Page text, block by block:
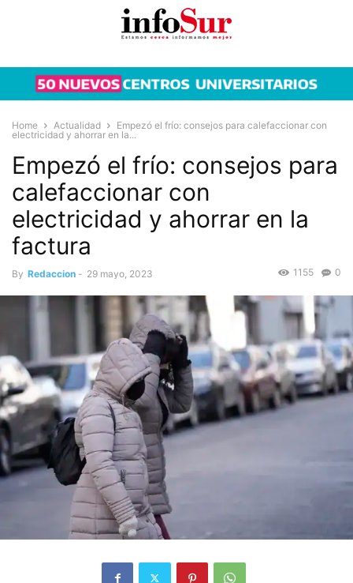
Home Actualidad
Empezó el frío: consejos para calefaccionar con
electricidad y ahorrar en la...
Empezó el frío: consejos para
calefaccionar con
electricidad y ahorrar en la
factura
By Redaccion - 29 mayo, 2023 0
1155